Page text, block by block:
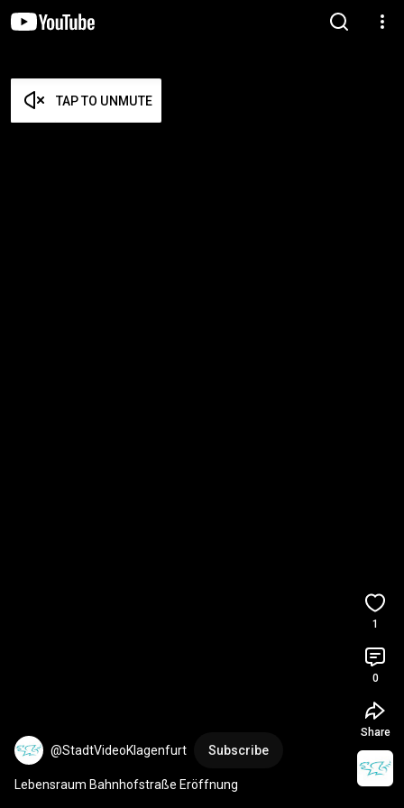
TAP TO UNMUTE
@StadtVideoKlagenfurt Subscribe
Lebensraum Bahnhofstraße Eröffnung
1
0
Share